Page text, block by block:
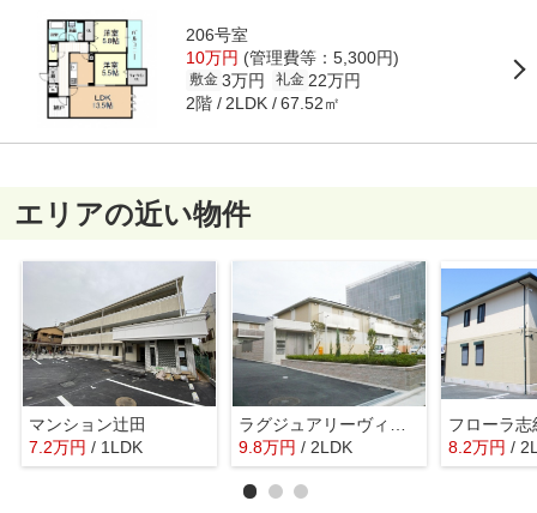
206号室
10万円 (管理費等：5,300円)
敷金 3万円 礼金 22万円
2階 2LDK 67.52㎡
エリアの近い物件
マンション辻田
7.2万円 / 1LDK
9.8万円 / 2LDK
フローラ
8.2万円 /